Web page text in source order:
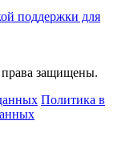
поддержки для
защищены.
Политика в